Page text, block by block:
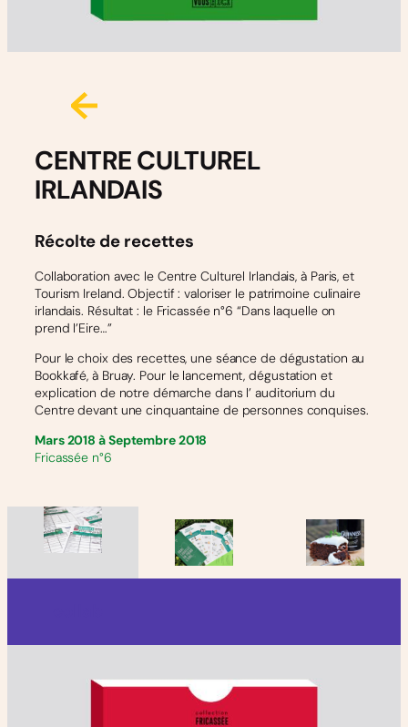
CENTRE CULTUREL
IRLANDAIS
Récolte de recettes
Collaboration avec le Centre Culturel Irlandais, à Paris, et
Tourism Ireland. Objectif : valoriser le patrimoine culinaire
irlandais. Résultat : le Fricassée n°6 “Dans laquelle on
prend l’Eire…”
Pour le choix des recettes, une séance de dégustation au
Bookkafé, à Bruay. Pour le lancement, dégustation et
explication de notre démarche dans l’ auditorium du
Centre devant une cinquantaine de personnes conquises.
Mars 2018 à Septembre 2018
Fricassée n°6